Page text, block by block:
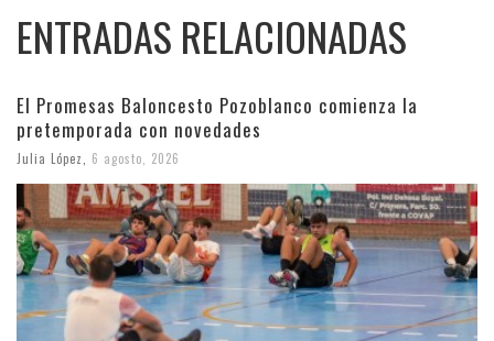
ENTRADAS RELACIONADAS
El Promesas Baloncesto Pozoblanco comienza la
pretemporada con novedades
Julia López 6 agosto, 2026